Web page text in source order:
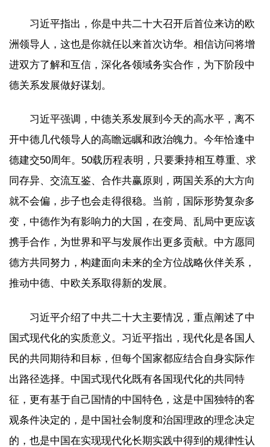
习近平指出，你是中共二十大召开后首位来访的欧
洲领导人，这也是你就任以来首次访华。相信访问将增
进双方了解和互信，深化各领域务实合作，为下阶段中
德关系发展做好谋划。
习近平强调，中德关系发展到今天的高水平，离不
开中德几代领导人的高瞻远瞩和政治魄力。今年恰逢中
德建交50周年。50载历程表明，只要秉持相互尊重、求
同存异、交流互鉴、合作共赢原则，两国关系的大方向
就不会偏，步子也会走得很稳。当前，国际形势复杂多
变，中德作为有影响力的大国，在变局、乱局中更应该
携手合作，为世界和平与发展作出更多贡献。中方愿同
德方共同努力，构建面向未来的全方位战略伙伴关系，
推动中德、中欧关系取得新的发展。
习近平介绍了中共二十大主要情况，重点阐述了中
国式现代化的实质意义。习近平指出，现代化是各国人
民的共同期待和目标，但每个国家都应结合自身实际作
出路径选择。中国式现代化既有各国现代化的共同特
征，更有基于自己国情的中国特色，这是中国独特的客
观条件决定的，是中国社会制度和治国理政的理念决定
的，也是中国在实现现代化长期实践中得到的规律性认